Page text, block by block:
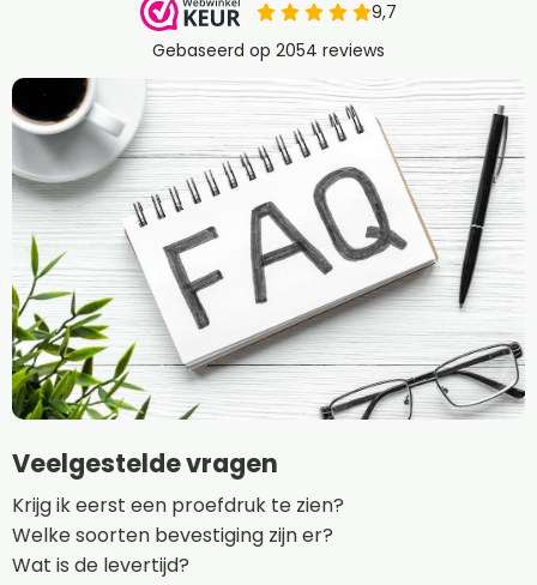
Veelgestelde vragen
Krijg ik eerst een proefdruk te zien?
Welke soorten bevestiging zijn er?
Wat is de levertijd?